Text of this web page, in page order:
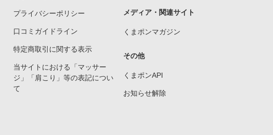
プライバシーポリシー
口コミガイドライン
特定商取引に関する表示
当サイトにおける「マッサー
ジ」「肩こり」等の表記につい
て
メディア・関連サイト
くまポンマガジン
その他
くまポンAPI
お知らせ解除